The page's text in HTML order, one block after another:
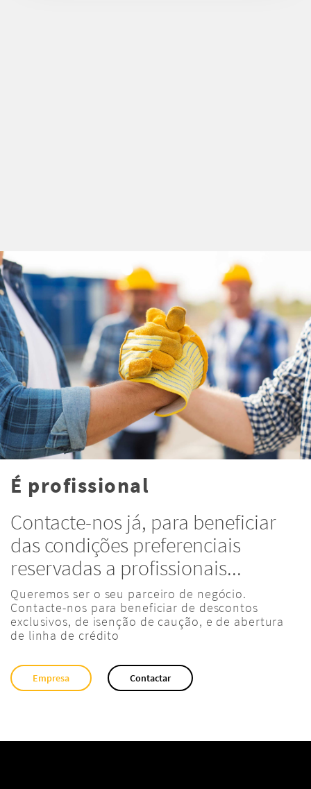
É profissional
Contacte-nos já, para beneficiar
das condições preferenciais
reservadas a profissionais...
Queremos ser o seu parceiro de negócio.
Contacte-nos para beneficiar de descontos
exclusivos, de isenção de caução, e de abertura
de linha de crédito
Empresa Contactar